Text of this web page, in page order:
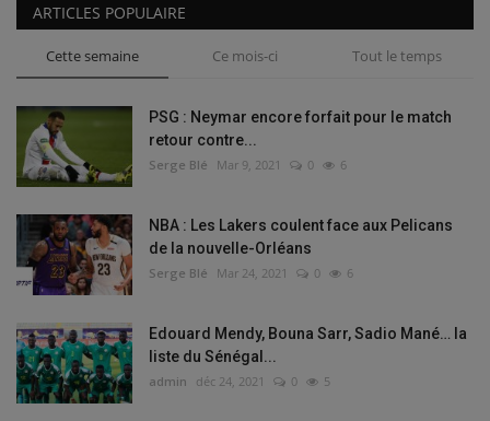
ARTICLES POPULAIRE
Cette semaine Ce mois-ci Tout le temps
PSG : Neymar encore forfait pour le match
retour contre...
Serge Blé Mar 9, 2021 0 6
NBA : Les Lakers coulent face aux Pelicans
de la nouvelle-Orléans
Serge Blé Mar 24, 2021 0 6
Edouard Mendy, Bouna Sarr, Sadio Mané… la
liste du Sénégal...
admin déc 24, 2021 0 5